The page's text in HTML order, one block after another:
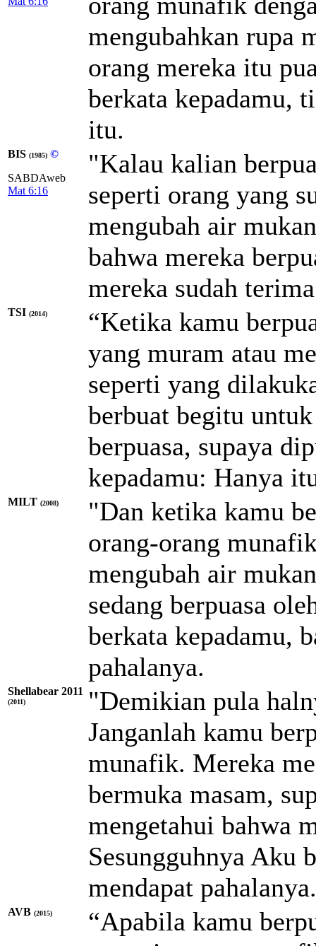
mengubahkan rupa
orang mereka itu
berkata kepadamu,
itu.
BIS (1985) ©
SABDAweb
Mat 6:16
"Kalau kalian
seperti orang yang
mengubah air
bahwa mereka
mereka sudah
TSI (2014)
“Ketika kamu
yang muram atau
seperti yang
berbuat begitu
berpuasa, supaya
kepadamu: Hanya
MILT (2008)
"Dan ketika kamu
orang-orang
mengubah air
sedang berpuasa
berkata kepadamu,
pahalanya.
Shellabear 2011
(2011)
"Demikian pula
Janganlah kamu
munafik. Mereka
bermuka masam,
mengetahui bahwa
Sesungguhnya Aku
mendapat pahalanya.
AVB (2015)
“Apabila kamu